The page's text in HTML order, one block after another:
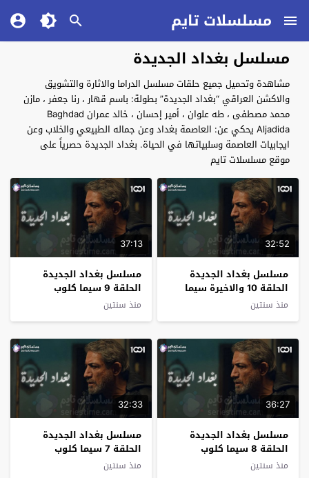
مسلسلات تايم
مسلسل بغداد الجديدة
مشاهدة وتحميل جميع حلقات مسلسل الدراما والاثارة والتشويق
والاكشن العراقي “بغداد الجديدة” بطولة: باسم قهار ، رنا جعفر ، مازن
محمد مصطفى ، طه علوان ، أمير إحسان ، خالد عمران Baghdad
Aljadida يحكي عن: العاصمة بغداد وعن جماله الطبيعي والخلاب وعن
ايجابيات العاصمة وسلبياتها في الحياة. بغداد الجديدة حصرياً على
موقع مسلسلات تايم
32:52
مسلسل بغداد الجديدة
الحلقة 10 والاخيرة سيما
كلوب
منذ سنتين
37:13
مسلسل بغداد الجديدة
الحلقة 9 سيما كلوب
منذ سنتين
36:27
مسلسل بغداد الجديدة
الحلقة 8 سيما كلوب
منذ سنتين
32:33
مسلسل بغداد الجديدة
الحلقة 7 سيما كلوب
منذ سنتين